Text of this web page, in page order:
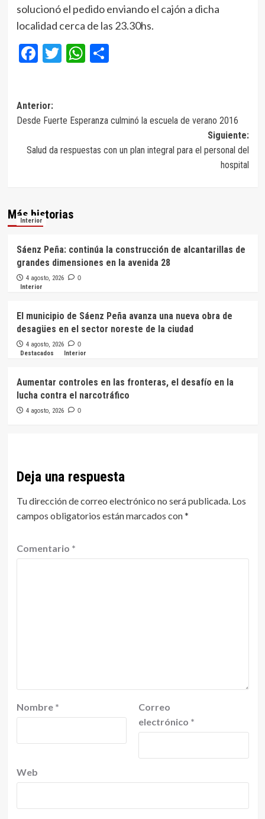
solucionó el pedido enviando el cajón a dicha
localidad cerca de las 23.30hs.
Facebook
Twitter
WhatsApp
Compartir
Navegación
de
entradas
Anterior:
Desde Fuerte Esperanza culminó la escuela de verano 2016
Siguiente:
Salud da respuestas con un plan integral para el personal del
hospital
Más historias
Interior
Sáenz Peña: continúa la construcción de alcantarillas de
grandes dimensiones en la avenida 28
4 agosto, 2026 0
Interior
El municipio de Sáenz Peña avanza una nueva obra de
desagües en el sector noreste de la ciudad
4 agosto, 2026 0
Destacados Interior
Aumentar controles en las fronteras, el desafío en la
lucha contra el narcotráfico
4 agosto, 2026 0
Deja una respuesta
Tu dirección de correo electrónico no será publicada. Los
campos obligatorios están marcados con*
Comentario *
Nombre *
Correo
electrónico *
Web